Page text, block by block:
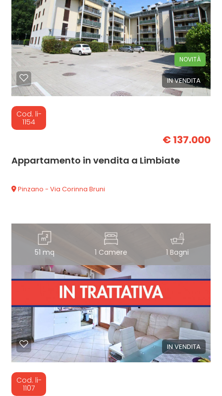
IN VENDITA
NOVITÀ
Cod. li-
1154
€ 137.000
Appartamento in vendita a Limbiate
Pinzano - Via Corinna Bruni
51 mq 1 Camere 1 Bagni
IN VENDITA
Cod. li-
1107